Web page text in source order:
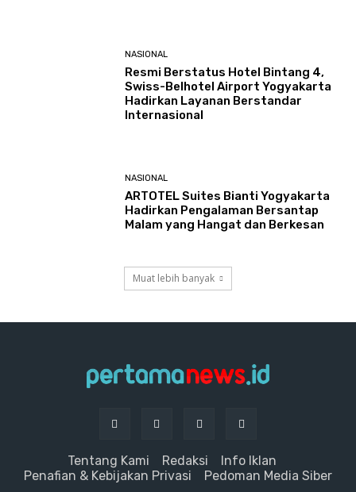
NASIONAL
Resmi Berstatus Hotel Bintang 4,
Swiss-Belhotel Airport Yogyakarta
Hadirkan Layanan Berstandar
Internasional
NASIONAL
ARTOTEL Suites Bianti Yogyakarta
Hadirkan Pengalaman Bersantap
Malam yang Hangat dan Berkesan
Muat lebih banyak
Tentang Kami Redaksi
Info Iklan
Penafian & Kebijakan Privasi
Pedoman Media Siber